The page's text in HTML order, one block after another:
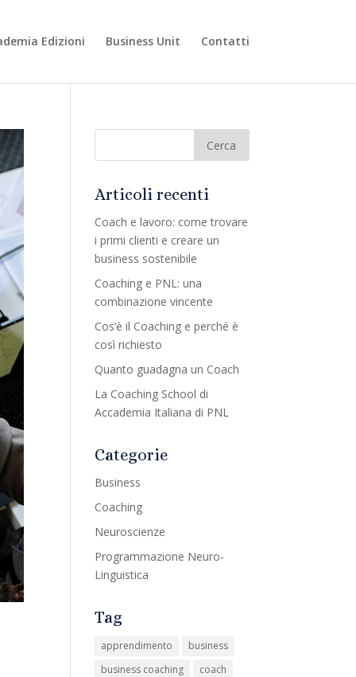
Edizioni Business Unit Contatti
Articoli recenti
Coach e lavoro: come trovare
i primi clienti e creare un
business sostenibile
Coaching e PNL: una
combinazione vincente
Cos’è il Coaching e perché è
così richiesto
Quanto guadagna un Coach
La Coaching School di
Accademia Italiana di PNL
Categorie
Business
Coaching
Neuroscienze
Programmazione Neuro-
Linguistica
Tag
apprendimento
business
business coaching
coach